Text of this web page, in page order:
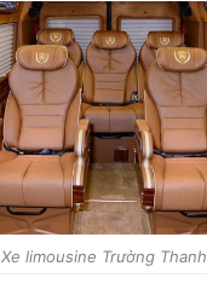
Xe limousine Trường Thanh